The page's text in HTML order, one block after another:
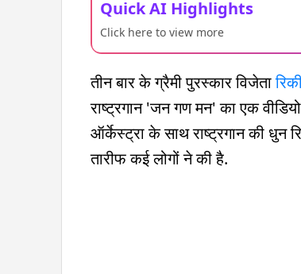
Quick AI Highlights
Click here to view more
तीन बार के ग्रैमी पुरस्कार विजेता
राष्ट्रगान 'जन गण मन' का एक
ऑर्केस्ट्रा के साथ राष्ट्रगान की धुन
तारीफ कई लोगों ने की है.